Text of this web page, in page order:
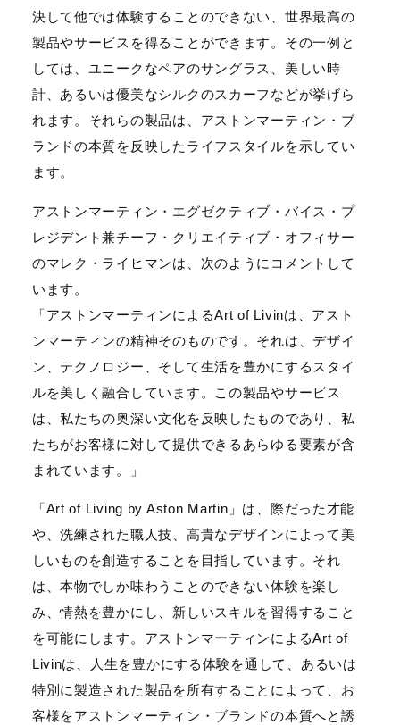
決して他では体験することのできない、世界最高の
製品やサービスを得ることができます。その一例と
しては、ユニークなペアのサングラス、美しい時
計、あるいは優美なシルクのスカーフなどが挙げら
れます。それらの製品は、アストンマーティン・ブ
ランドの本質を反映したライフスタイルを示してい
ます。
アストンマーティン・エグゼクティブ・バイス・プ
レジデント兼チーフ・クリエイティブ・オフィサー
のマレク・ライヒマンは、次のようにコメントして
います。
「アストンマーティンによるArt of Livinは、アスト
ンマーティンの精神そのものです。それは、デザイ
ン、テクノロジー、そして生活を豊かにするスタイ
ルを美しく融合しています。この製品やサービス
は、私たちの奥深い文化を反映したものであり、私
たちがお客様に対して提供できるあらゆる要素が含
まれています。」
「Art of Living by Aston Martin」は、際だった才能
や、洗練された職人技、高貴なデザインによって美
しいものを創造することを目指しています。それ
は、本物でしか味わうことのできない体験を楽し
み、情熱を豊かにし、新しいスキルを習得すること
を可能にします。アストンマーティンによるArt of
Livinは、人生を豊かにする体験を通して、あるいは
特別に製造された製品を所有することによって、お
客様をアストンマーティン・ブランドの本質へと誘